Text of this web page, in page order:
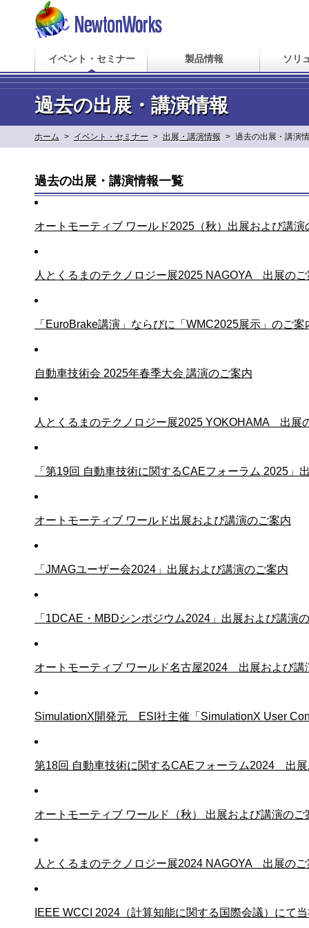
イベント・セミナー 製品情報 ソリ
過去の出展・講演情報
ホーム > イベント・セミナー > 出展・講演情報 > 過去の出展・講演
過去の出展・講演情報一覧
オートモーティブ ワールド2025（秋）出展および講演
人とくるまのテクノロジー展2025 NAGOYA 出展のご
「EuroBrake講演」ならびに「WMC2025展示」のご案
自動車技術会 2025年春季大会 講演のご案内
人とくるまのテクノロジー展2025 YOKOHAMA 出展
「第19回 自動車技術に関するCAEフォーラム 2025」
オートモーティブ ワールド出展および講演のご案内
「JMAGユーザー会2024」出展および講演のご案内
「1DCAE・MBDシンポジウム2024」出展および講演
オートモーティブ ワールド名古屋2024 出展および講
SimulationX開発元 ESI社主催「SimulationX User
第18回 自動車技術に関するCAEフォーラム2024 出
オートモーティブ ワールド（秋） 出展および講演のご
人とくるまのテクノロジー展2024 NAGOYA 出展のご
IEEE WCCI 2024（計算知能に関する国際会議）にて